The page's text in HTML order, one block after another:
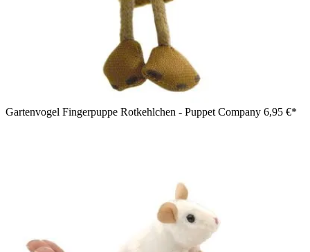
Gartenvogel Fingerpuppe Rotkehlchen - Puppet Company 6,95 €*